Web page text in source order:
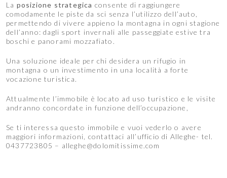
La posizione strategica consente di raggiungere
comodamente le piste da sci senza l’utilizzo dell’auto,
permettendo di vivere appieno la montagna in ogni stagione
dell’anno: dagli sport invernali alle passeggiate estive tra
boschi e panorami mozzafiato.
Una soluzione ideale per chi desidera un rifugio in
montagna o un investimento in una località a forte
vocazione turistica.
Attualmente l’immobile è locato ad uso turistico e le visite
andranno concordate in funzione dell’occupazione,
Se ti interessa questo immobile e vuoi vederlo o avere
maggiori informazioni, contattaci all’ufficio di Alleghe- tel.
0437723805 – alleghe@dolomitissime.com